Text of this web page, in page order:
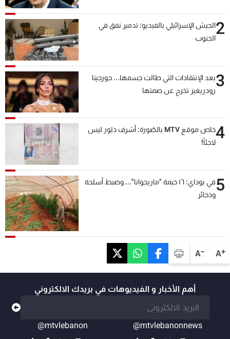
A+
A-
2الجيش الإسرائيلي بالفيديو: تدمير نفق في
الجنوب
3بعد الإنتقادات التي طالت جسمها... جورجينا
رودريغيز تخرج عن صمتها
4
خاص موقع MTV بالصّورة: أشرف دبّور ليس
لاجئاً!
5
في بوداي: ١٦ خيمة "ماريجوانا"... وضبط أسلحة
وذخائر
أهم الأخبار و الفيديوهات في بريدك الالكتروني
@mtvlebanonnews
@mtvlebanon